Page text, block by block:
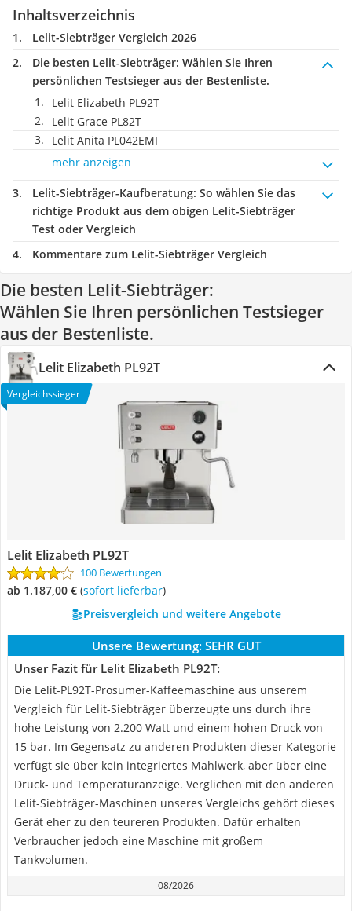
Inhaltsverzeichnis
Lelit-Siebträger Vergleich 2026
Die besten Lelit-Siebträger: Wählen Sie Ihren
persönlichen Testsieger aus der Bestenliste.
Lelit Elizabeth PL92T
Lelit Grace PL82T
Lelit Anita PL042EMI
mehr anzeigen
Lelit-Siebträger-Kaufberatung: So wählen Sie das
richtige Produkt aus dem obigen Lelit-Siebträger
Test oder Vergleich
Kommentare zum Lelit-Siebträger Vergleich
Die besten Lelit-Siebträger:
Wählen Sie Ihren persönlichen Testsieger
aus der Bestenliste.
Lelit Elizabeth PL92T
Vergleichssieger
Lelit Elizabeth PL92T
100 Bewertungen
ab 1.187,00 € ( Sofort lieferbar)
Preisvergleich und weitere Angebote
Unsere Bewertung: SEHR GUT
Unser Fazit für Lelit Elizabeth PL92T:
Die Lelit-PL92T-Prosumer-Kaffeemaschine aus unserem
Vergleich für Lelit-Siebträger überzeugte uns durch ihre
hohe Leistung von 2.200 Watt und einem hohen Druck von
15 bar. Im Gegensatz zu anderen Produkten dieser Kategorie
verfügt sie über kein integriertes Mahlwerk, aber über eine
Druck- und Temperaturanzeige. Verglichen mit den anderen
Lelit-Siebträger-Maschinen unseres Vergleichs gehört dieses
Gerät eher zu den teureren Produkten. Dafür erhalten
Verbraucher jedoch eine Maschine mit großem
Tankvolumen.
08/2026